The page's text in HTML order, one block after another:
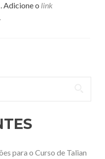
Adicione o link
para o Curso de Talian